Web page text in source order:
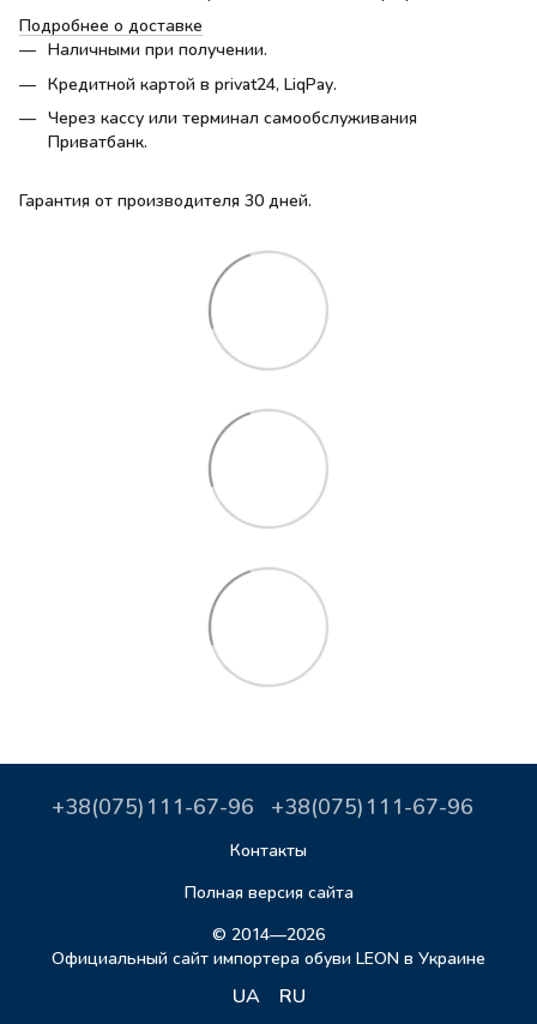
Подробнее о доставке
Наличными при получении.
Кредитной картой в privat24, LiqPay.
Через кассу или терминал самообслуживания
Приватбанк.
Гарантия от производителя 30 дней.
+38(075)111-67-96 +38(075)111-67-96
Контакты
Полная версия сайта
© 2014—2026
Официальный сайт импортера обуви LEON в Украине
UA RU